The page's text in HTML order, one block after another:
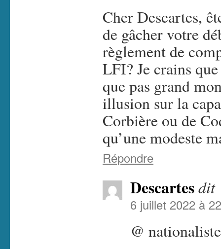
Cher Descartes,
de gâcher votre
règlement de
LFI? Je crains
que pas grand
illusion sur la
Corbière ou de
qu’une
Répondre
Descartesdit
6 juillet 2022 à
@